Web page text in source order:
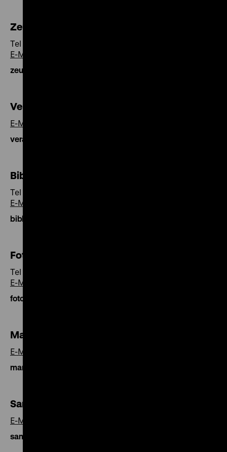
Zeughauskino
Tel +49 30 20304-421
E-Mail
zeughauskino@dhm.de
Veranstaltungen
E-Mail
veranstaltung@dhm.de
Bibliothek
Tel +49 30 20304-321
E-Mail
bibliothek@dhm.de
Fotoservice
Tel +49 30 20304-220-221
E-Mail
fotoservice@dhm.de
Marketing
E-Mail
marketing@dhm.de
Sammlung
E-Mail
sammlung@dhm.de